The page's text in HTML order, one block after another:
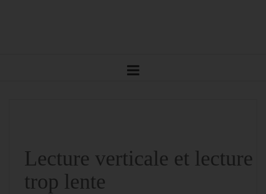
Lecture verticale et lecture
trop lente